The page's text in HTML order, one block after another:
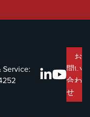
Service:
お
問い
合わ
せ